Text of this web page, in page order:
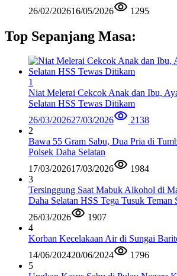
26/02/202616/05/2026 1295
Top Sepanjang Masa:
1
Niat Melerai Cekcok Anak dan Ibu,
Selatan HSS Tewas Ditikam
26/03/202627/03/2026
2138
2
Bawa 55 Gram Sabu, Dua Pria di
Polsek Daha Selatan
17/03/202617/03/2026
1984
3
Tersinggung Saat Mabuk Alkohol di
Daha Selatan HSS Tega Tusuk Teman
26/03/2026
1907
4
Korban Kecelakaan Air di Sungai
14/06/202420/06/2024
1796
5